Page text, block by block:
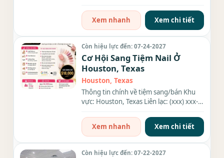
Xem nhanh
Xem chi tiết
Còn hiệu lực đến: 07-24-2027
Cơ Hội Sang Tiệm Nail Ở
Houston, Texas
Houston, Texas
Thông tin chính về tiệm sang/bán Khu
vực: Houston, Texas Liên lạc: (xxx) xxx-
Xem nhanh
Xem chi tiết
Còn hiệu lực đến: 07-22-2027